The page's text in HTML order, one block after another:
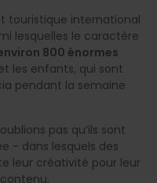
touristique international
lesquelles le caractère
800 énormes
les enfants, qui sont
pendant la semaine
pas qu’ils sont
- dans lesquels des
leur créativité pour leur